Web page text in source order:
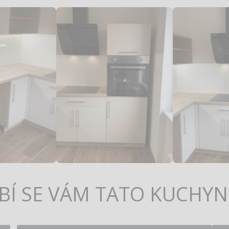
SE VÁM TATO